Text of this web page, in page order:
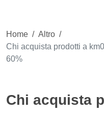
Home / Altro /
Chi acquista prodotti a
60%
Chi acquista